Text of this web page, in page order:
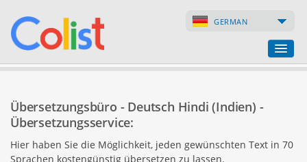
GERMAN
Firmenverzeichnis
Webseiten
Übersetzungsbüro - Deutsch Hindi (Indien) -
Übersetzungsservice:
Hier haben Sie die Möglichkeit, jeden gewünschten Text in 70
Sprachen kostengünstig übersetzen zu lassen.